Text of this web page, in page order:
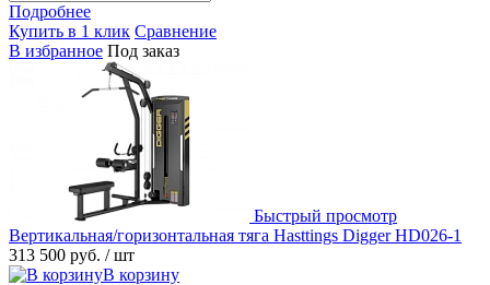
Подробнее
Купить в 1 клик Сравнение
В избранное Под заказ
Быстрый просмотр
Вертикальная/горизонтальная тяга Hasttings Digger HD026-1
313 500 руб. / шт
В корзину